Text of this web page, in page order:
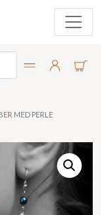
MED PERLE